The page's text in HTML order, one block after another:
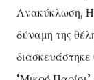
Ανακύκλωση,
δύναμη της
διασκευάστηκε